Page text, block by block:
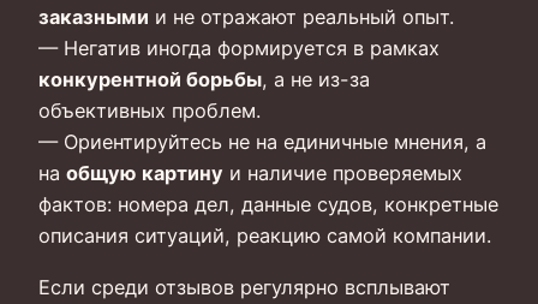
заказными и не отражают реальный опыт.
— Негатив иногда формируется в рамках
конкурентной борьбы, а не из-за
объективных проблем.
— Ориентируйтесь не на единичные мнения, а
на общую картину и наличие проверяемых
фактов: номера дел, данные судов, конкретные
описания ситуаций, реакцию самой компании.
Если среди отзывов регулярно всплывают